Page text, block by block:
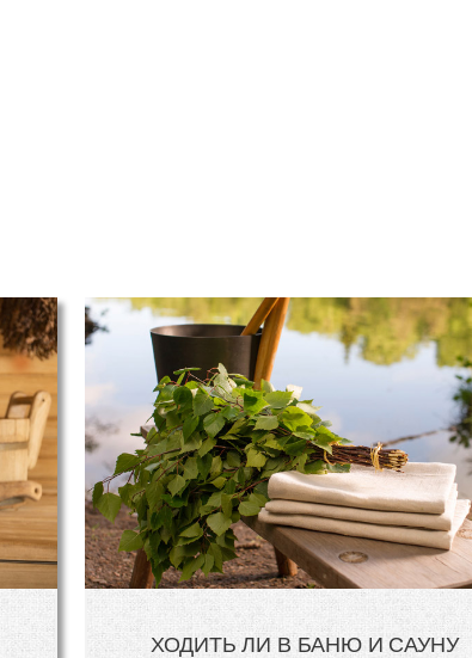
ХОДИТЬ ЛИ В БАНЮ И САУНУ